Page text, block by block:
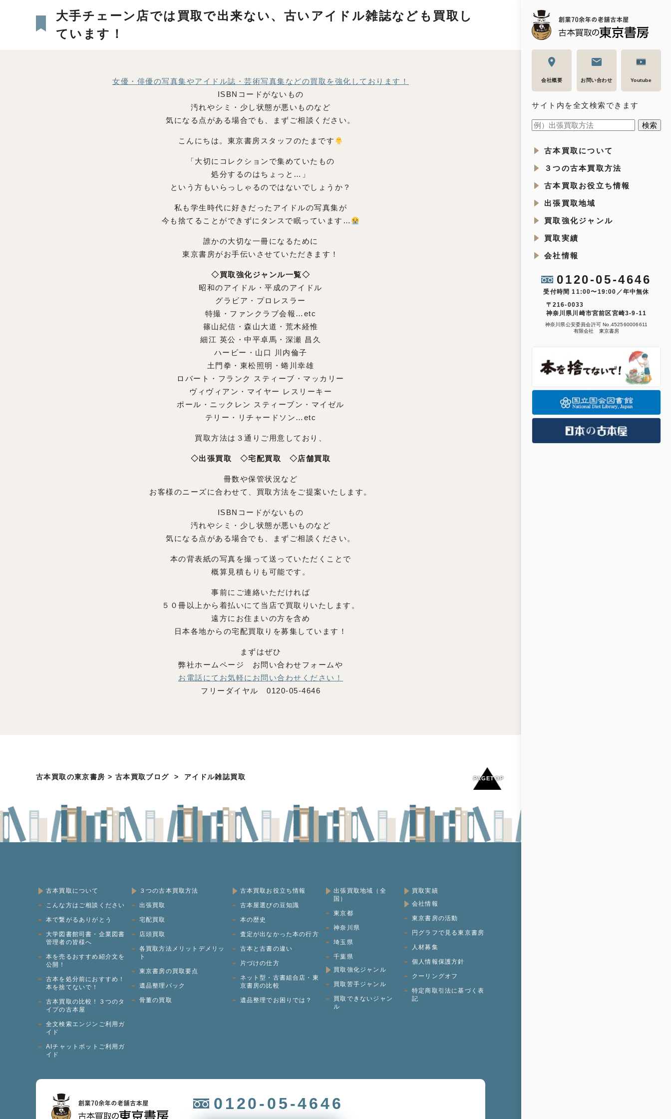
会社概要 お問い合わせ Youtube
サイト内を全文検索できます
古本買取について
３つの古本買取方法
古本買取お役立ち情報
出張買取地域
買取強化ジャンル
買取実績
会社情報
0120-05-4646
受付時間 11:00〜19:00／年中無休
〒216-0033
神奈川県川崎市宮前区宮崎3-9-11
神奈川県公安委員会許可 No.452560006611
有限会社 東京書房
大手チェーン店では買取で出来ない、古いアイドル雑誌なども買取し
ています！
女優・俳優の写真集やアイドル誌・芸術写真集などの買取を強化しております！
ISBNコードがないもの
汚れやシミ・少し状態が悪いものなど
気になる点がある場合でも、まずご相談ください。
こんにちは。東京書房スタッフのたまです
「大切にコレクションで集めていたもの
処分するのはちょっと…」
という方もいらっしゃるのではないでしょうか？
私も学生時代に好きだったアイドルの写真集が
今も捨てることができずにタンスで眠っています…
誰かの大切な一冊になるために
東京書房がお手伝いさせていただきます！
◇買取強化ジャンル一覧◇
昭和のアイドル・平成のアイドル
グラビア・プロレスラー
特撮・ファンクラブ会報…etc
篠山紀信・森山大道・荒木経惟
細江 英公・中平卓馬・深瀬 昌久
ハービー・山口 川内倫子
土門拳・東松照明・蜷川幸雄
ロバート・フランク スティーブ・マッカリー
ヴィヴィアン・マイヤー レスリーキー
ポール・ニックレン スティーブン・マイゼル
テリー・リチャードソン…etc
買取方法は３通りご用意しており、
◇出張買取 ◇宅配買取 ◇店舗買取
冊数や保管状況など
お客様のニーズに合わせて、買取方法をご提案いたします。
ISBNコードがないもの
汚れやシミ・少し状態が悪いものなど
気になる点がある場合でも、まずご相談ください。
本の背表紙の写真を撮って送っていただくことで
概算見積もりも可能です。
事前にご連絡いただければ
５０冊以上から着払いにて当店で買取りいたします。
遠方にお住まいの方を含め
日本各地からの宅配買取りを募集しています！
まずはぜひ
弊社ホームページ お問い合わせフォームや
お電話にてお気軽にお問い合わせください！
フリーダイヤル 0120-05-4646
古本買取の東京書房 > 古本買取ブログ > アイドル雑誌買取
古本買取について
こんな方はご相談ください
本で繋がるありがとう
大学図書館司書・企業図書
管理者の皆様へ
本を売るおすすめ紹介文を
公開！
古本を処分前におすすめ！
本を捨てないで！
古本買取の比較！３つのタ
イプの古本屋
全文検索エンジンご利用ガ
イド
AIチャットボットご利用ガ
イド
３つの古本買取方法
出張買取
宅配買取
店頭買取
各買取方法メリットデメリッ
ト
東京書房の買取要点
遺品整理パック
骨董の買取
古本買取お役立ち情報
古本屋選びの豆知識
本の歴史
査定が出なかった本の行方
古本と古書の違い
片づけの仕方
ネット型・古書組合店・東
京書房の比較
遺品整理でお困りでは？
出張買取地域（全
国）
東京都
神奈川県
埼玉県
千葉県
買取強化ジャンル
買取苦手ジャンル
買取できないジャン
ル
買取実績
会社情報
東京書房の活動
円グラフで見る東京書房
人材募集
個人情報保護方針
クーリングオフ
特定商取引法に基づく表
記
0120-05-4646
PAGETOP